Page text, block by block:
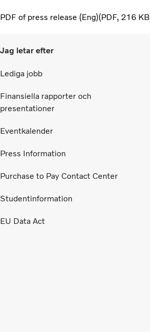
PDF of press release (Eng) PDF 216 KB
Jag letar efter
Lediga jobb
Finansiella rapporter och
presentationer
Eventkalender
Press Information
Purchase to Pay Contact Center
Studentinformation
EU Data Act